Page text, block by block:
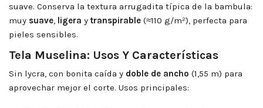
suave. Conserva la textura arrugadita típica de la bambula:
muy suave, ligera y transpirable (≈110 g/m²), perfecta para
pieles sensibles.
Tela Muselina: Usos Y Características
Sin lycra, con bonita caída y doble de ancho (1,55 m) para
aprovechar mejor el corte. Usos principales: